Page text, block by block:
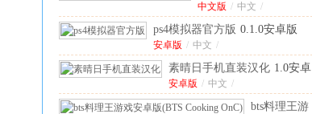
2026 25.06中文版
中文版 / 中文 /
ps4模拟器官方版 0.1.0安卓版
安卓版 / 中文 /
素晴日手机直装汉化 1.0安卓
版
安卓版 / 中文 /
bts料理王游